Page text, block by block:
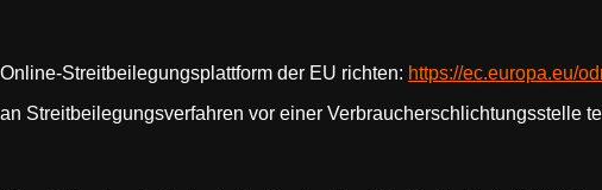
Streitbeilegungsplattform der EU richten: https://ec.europa.eu/
Streitbeilegungsverfahren vor einer Verbraucherschlichtungsstelle